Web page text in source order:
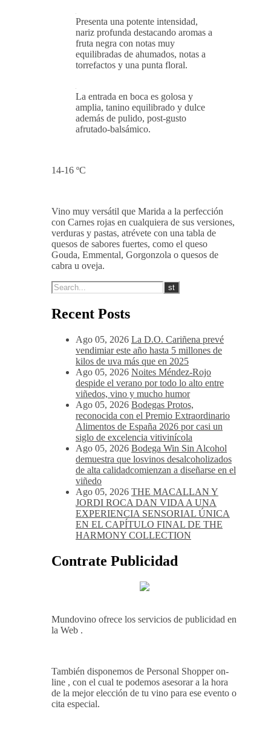
Presenta una potente intensidad,
nariz profunda destacando aromas a
fruta negra con notas muy
equilibradas de ahumados, notas a
torrefactos y una punta floral.
La entrada en boca es golosa y
amplia, tanino equilibrado y dulce
además de pulido, post-gusto
afrutado-balsámico.
14-16 ºC
Vino muy versátil que Marida a la perfección
con Carnes rojas en cualquiera de sus versiones,
verduras y pastas, atrévete con una tabla de
quesos de sabores fuertes, como el queso
Gouda, Emmental, Gorgonzola o quesos de
cabra u oveja.
Recent Posts
Ago 05, 2026 La D.O. Cariñena prevé
vendimiar este año hasta 5 millones de
kilos de uva más que en 2025
Ago 05, 2026 Noites Méndez-Rojo
despide el verano por todo lo alto entre
viñedos, vino y mucho humor
Ago 05, 2026 Bodegas Protos,
reconocida con el Premio Extraordinario
Alimentos de España 2026 por casi un
siglo de excelencia vitivinícola
Ago 05, 2026 Bodega Win Sin Alcohol
demuestra que losvinos desalcoholizados
de alta calidadcomienzan a diseñarse en el
viñedo
Ago 05, 2026 THE MACALLAN Y
JORDI ROCA DAN VIDA A UNA
EXPERIENCIA SENSORIAL ÚNICA
EN EL CAPÍTULO FINAL DE THE
HARMONY COLLECTION
Contrate Publicidad
Mundovino ofrece los servicios de publicidad en
la Web .
También disponemos de Personal Shopper on-
line , con el cual te podemos asesorar a la hora
de la mejor elección de tu vino para ese evento o
cita especial.